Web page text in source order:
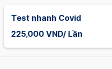
Test nhanh Covid
225,000 VND/ Lần